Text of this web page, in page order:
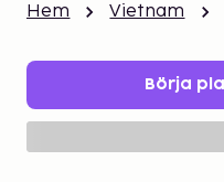
Hem Vietnam
Börja